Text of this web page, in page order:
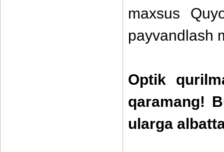
maxsus
payvandlash
Optik
qaramang!
ularga